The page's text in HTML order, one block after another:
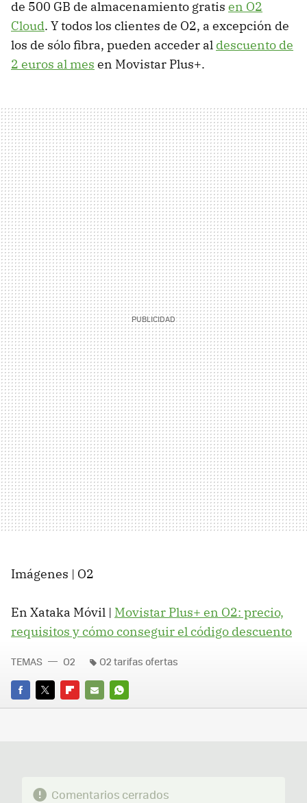
de 500 GB de almacenamiento gratis en O2
Cloud. Y todos los clientes de O2, a excepción de
los de sólo fibra, pueden acceder al descuento de
2 euros al mes en Movistar Plus+.
Imágenes | O2
En Xataka Móvil | Movistar Plus+ en O2: precio,
requisitos y cómo conseguir el código descuento
FACEBOOK
TWITTERFLIPBOARD
E-
WHATSAPP
TEMAS O2 O2 tarifas ofertas
Comentarios cerrados